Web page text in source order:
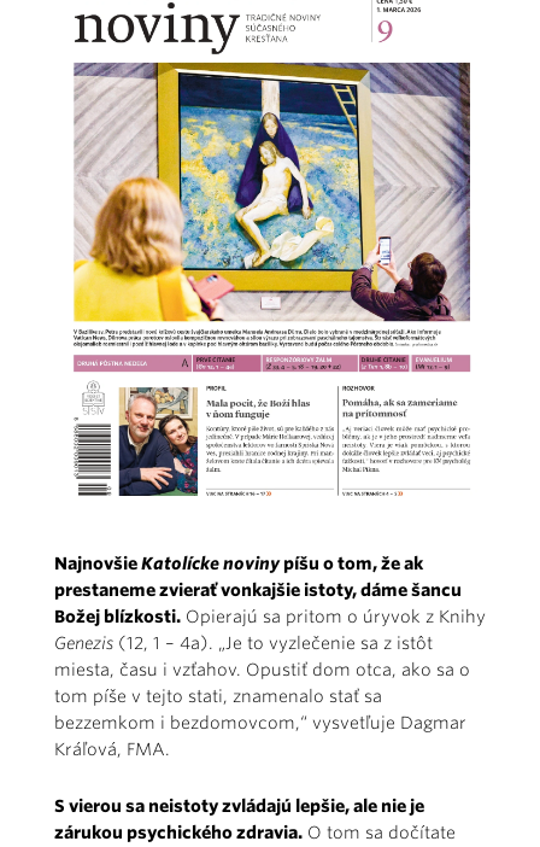
NajnovšieKatolícke novinypíšu o tom, že ak
prestaneme zvierať vonkajšie istoty, dáme šancu
Božej blízkosti. Opierajú sa pritom o úryvok z Knihy
Genezis (12, 1 – 4a). „Je to vyzlečenie sa z istôt
miesta, času i vzťahov. Opustiť dom otca, ako sa o
tom píše v tejto stati, znamenalo stať sa
bezzemkom i bezdomovcom,“ vysvetľuje Dagmar
Kráľová, FMA.
S vierou sa neistoty zvládajú lepšie, ale nie je
zárukou psychického zdravia. O tom sa dočítate